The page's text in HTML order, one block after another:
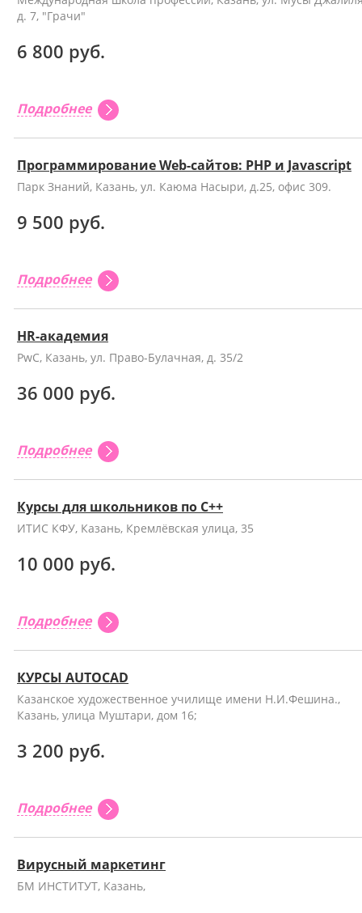
д. 7, "Грачи"
6 800 руб.
Подробнее
Программирование Web-сайтов: PHP и Javascript
Парк Знаний, Казань, ул. Каюма Насыри, д.25, офис 309.
9 500 руб.
Подробнее
HR-академия
PwC, Казань, ул. Право-Булачная, д. 35/2
36 000 руб.
Подробнее
Курсы для школьников по С++
ИТИС КФУ, Казань, Кремлёвская улица, 35
10 000 руб.
Подробнее
КУРСЫ AUTOCAD
Казанское художественное училище имени Н.И.Фешина.,
Казань, улица Муштари, дом 16;
3 200 руб.
Подробнее
Вирусный маркетинг
БМ ИНСТИТУТ, Казань,